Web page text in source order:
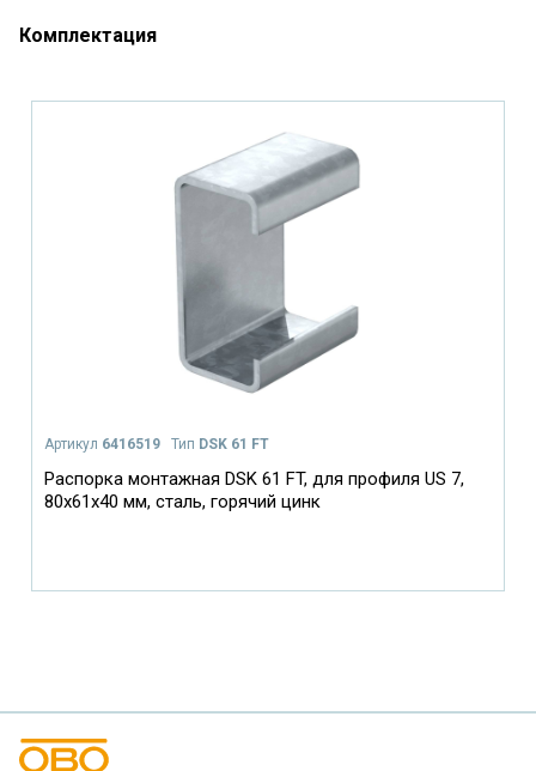
Комплектация
Артикул 6416519 Тип DSK 61 FT
Распорка монтажная DSK 61 FT, для профиля US 7,
80х61х40 мм, сталь, горячий цинк